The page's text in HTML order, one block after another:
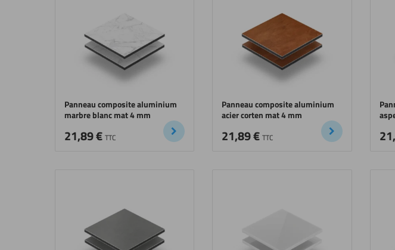
Panneau composite aluminium
marbre blanc mat 4 mm
21,89€ TTC
Panneau composite aluminium
acier corten mat 4 mm
21,89€ TTC